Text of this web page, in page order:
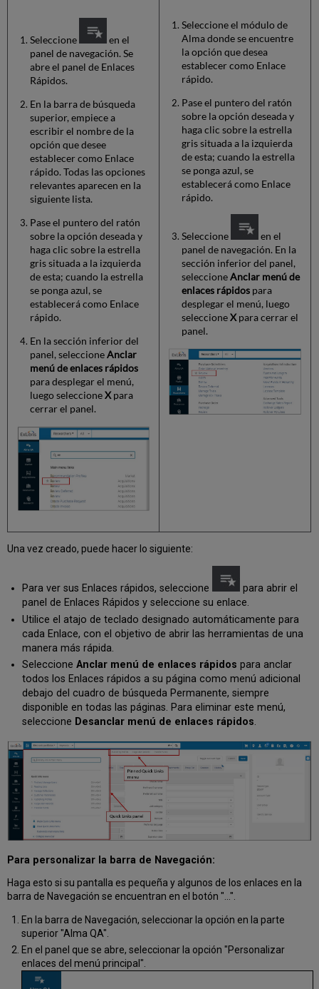
Seleccione
en el
panel de navegación. Se
abre el panel de Enlaces
Rápidos.
En la barra de búsqueda
superior, empiece a
escribir el nombre de la
opción que desee
establecer como Enlace
rápido. Todas las opciones
relevantes aparecen en la
siguiente lista.
Pase el puntero del ratón
sobre la opción deseada y
haga clic sobre la estrella
gris situada a la izquierda
de esta; cuando la estrella
se ponga azul, se
establecerá como Enlace
rápido.
En la sección inferior del
panel, seleccioneAnclar
menú de enlaces rápidos
para desplegar el menú,
luego seleccioneXpara
cerrar el panel.
Seleccione el módulo de
Alma donde se encuentre
la opción que desea
establecer como Enlace
rápido.
Pase el puntero del ratón
sobre la opción deseada y
haga clic sobre la estrella
gris situada a la izquierda
de esta; cuando la estrella
se ponga azul, se
establecerá como Enlace
rápido.
Seleccione
en el
panel de navegación. En la
sección inferior del panel,
seleccioneAnclar menú de
enlaces rápidos para
desplegar el menú, luego
seleccioneXpara cerrar el
panel.
Una vez creado, puede hacer lo siguiente:
Para ver sus Enlaces rápidos, seleccione
para abrir el
panel de Enlaces Rápidos y seleccione su enlace.
Utilice el atajo de teclado designado automáticamente para
cada Enlace, con el objetivo de abrir las herramientas de una
manera más rápida.
Seleccione Anclar menú de enlaces rápidos para anclar
todos los Enlaces rápidos a su página como menú adicional
debajo del cuadro de búsqueda Permanente, siempre
disponible en todas las páginas. Para eliminar este menú,
seleccione Desanclar menú de enlaces rápidos.
Para personalizar la barra de Navegación:
Haga esto si su pantalla es pequeña y algunos de los enlaces en la
barra de Navegación se encuentran en el botón "...".
En la barra de Navegación, seleccionar la opción en la parte
superior "Alma QA".
En el panel que se abre, seleccionar la opción "Personalizar
enlaces del menú principal".